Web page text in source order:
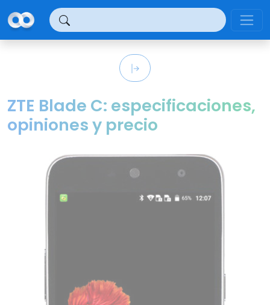
ZTE Blade C: especificaciones,
opiniones y precio
Panel de gestión de cookies